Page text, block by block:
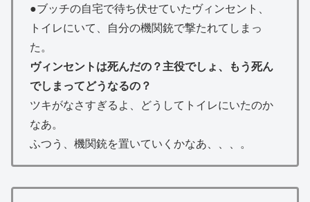
●ブッチの自宅で待ち伏せていたヴィンセント、
トイレにいて、自分の機関銃で撃たれてしまっ
た。
ヴィンセントは死んだの？主役でしょ、もう死ん
でしまってどうなるの？
ツキがなさすぎるよ、どうしてトイレにいたのか
なあ。
ふつう、機関銃を置いていくかなあ、、、。